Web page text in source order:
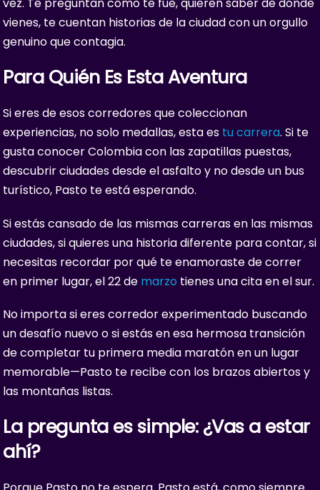
vienes, te cuentan historias de la ciudad con un orgullo
genuino que contagia.
Para Quién Es Esta Aventura
Si eres de esos corredores que coleccionan
experiencias, no solo medallas, esta es tu carrera. Si te
gusta conocer Colombia con las zapatillas puestas,
descubrir ciudades desde el asfalto y no desde un bus
turístico, Pasto te está esperando.
Si estás cansado de las mismas carreras en las mismas
ciudades, si quieres una historia diferente para contar, si
necesitas recordar por qué te enamoraste de correr
en primer lugar, el 22 de marzo tienes una cita en el sur.
No importa si eres corredor experimentado buscando
un desafío nuevo o si estás en esa hermosa transición
de completar tu primera media maratón en un lugar
memorable—Pasto te recibe con los brazos abiertos y
las montañas listas.
La pregunta es simple: ¿Vas a estar
ahí?